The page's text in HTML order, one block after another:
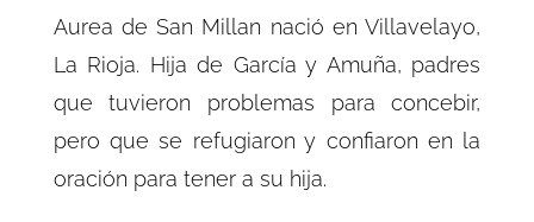
Aurea de San Millan nació en Villavelayo,
La Rioja. Hija de García y Amuña, padres
que tuvieron problemas para concebir,
pero que se refugiaron y confiaron en la
oración para tener a su hija.